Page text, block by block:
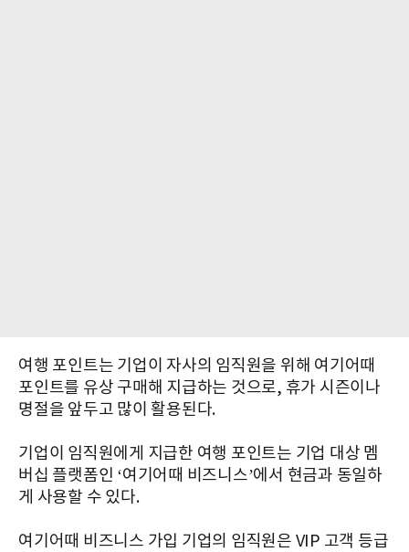
여행 포인트는 기업이 자사의 임직원을 위해 여기어때
포인트를 유상 구매해 지급하는 것으로, 휴가 시즌이나
명절을 앞두고 많이 활용된다.
기업이 임직원에게 지급한 여행 포인트는 기업 대상 멤
버십 플랫폼인 ‘여기어때 비즈니스’에서 현금과 동일하
게 사용할 수 있다.
여기어때 비즈니스 가입 기업의 임직원은 VIP 고객 등급